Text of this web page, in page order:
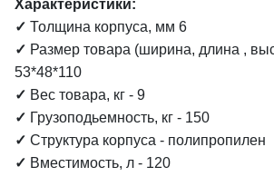
Характеристики:
✓ Толщина корпуса, мм 6
✓ Размер товара (ширина, длина ,
53*48*110
✓ Вес товара, кг - 9
✓ Грузоподьемность, кг - 150
✓ Структура корпуса - полипропилен
✓ Вместимость, л - 120